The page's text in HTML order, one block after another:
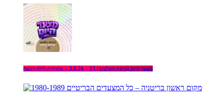
מצעד היום (גרסת האלבום) 23 – 3.8.26 – מהדורת לילה רגועה